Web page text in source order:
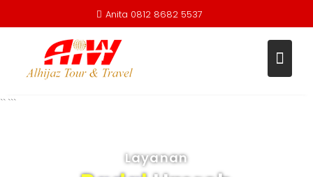
`` ```
Anita 0812 8682 5537
Layanan